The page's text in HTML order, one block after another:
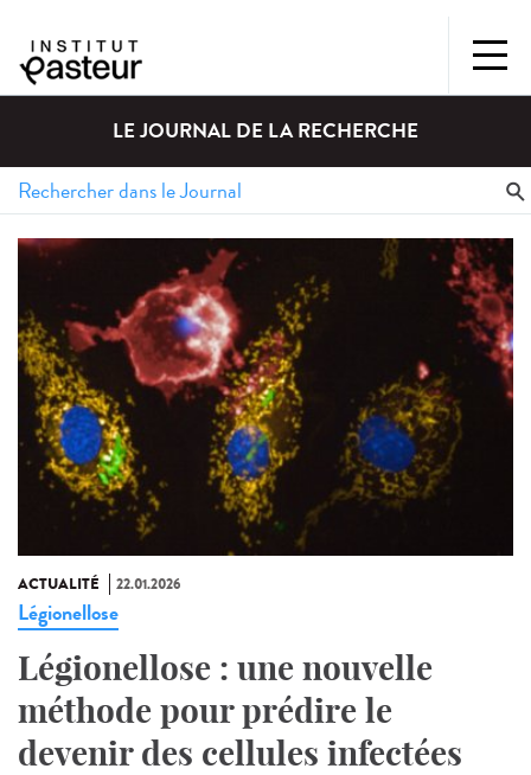
LE JOURNAL DE LA RECHERCHE
ACTUALITÉ 22.01.2026
Légionellose
Légionellose : une nouvelle
méthode pour prédire le
devenir des cellules infectées